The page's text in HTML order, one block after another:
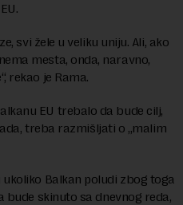
svi žele u veliku uniju. Ali, ako
mesta, onda, naravno,
rekao je Rama.
EU trebalo da bude cilj,
treba razmišljati o „malim
Balkan poludi zbog toga
skinuto sa dnevnog reda,